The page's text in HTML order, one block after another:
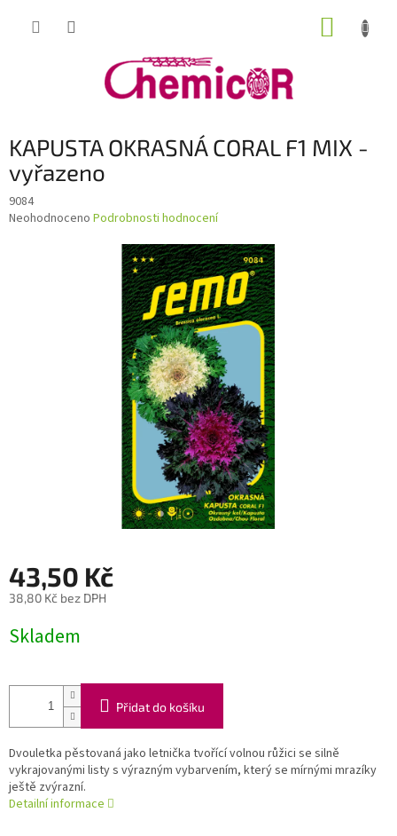
KAPUSTA OKRASNÁ CORAL F1 MIX -
vyřazeno
9084
Průměrné
Neohodnoceno Podrobnosti hodnocení
43,50 Kč
38,80 Kč bez DPH
cena:
Skladem
Přidat do košíku
Dvouletka pěstovaná jako letnička tvořící volnou růžici se silně
vykrajovanými listy s výrazným vybarvením, který se mírnými mrazíky
ještě zvýrazní.
Detailní informace